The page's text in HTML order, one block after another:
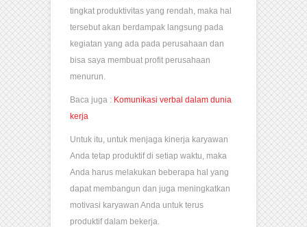
tingkat produktivitas yang rendah, maka hal
tersebut akan berdampak langsung pada
kegiatan yang ada pada perusahaan dan
bisa saya membuat profit perusahaan
menurun.
Baca juga : Komunikasi verbal dalam dunia
kerja
Untuk itu, untuk menjaga kinerja karyawan
Anda tetap produktif di setiap waktu, maka
Anda harus melakukan beberapa hal yang
dapat membangun dan juga meningkatkan
motivasi karyawan Anda untuk terus
produktif dalam bekerja.